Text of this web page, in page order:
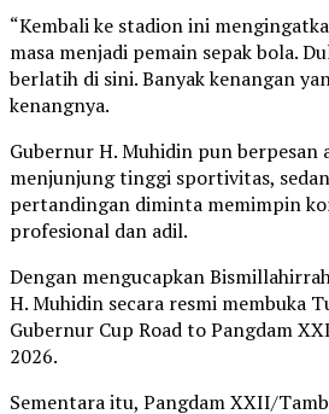
“Kembali ke stadion ini
masa menjadi pemain sepak bola.
berlatih di sini. Banyak kenangan
kenangnya.
Gubernur H. Muhidin pun berpesan
menjunjung tinggi sportivitas,
pertandingan diminta memimpin
profesional dan adil.
Dengan mengucapkan
H. Muhidin secara resmi membuka
Gubernur Cup Road to Pangdam
2026.
Sementara itu, Pangdam XXII/